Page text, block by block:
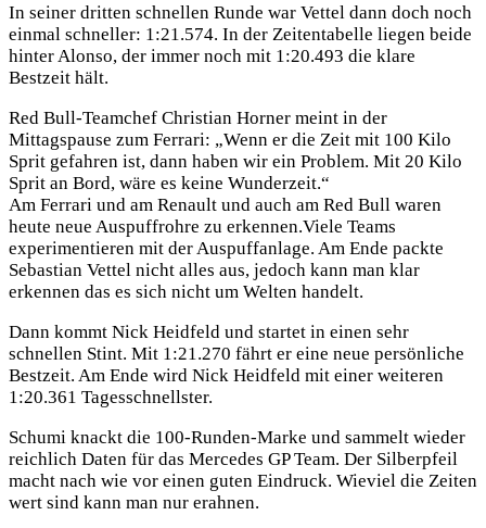
In seiner dritten schnellen Runde war Vettel dann doch noch
einmal schneller: 1:21.574. In der Zeitentabelle liegen beide
hinter Alonso, der immer noch mit 1:20.493 die klare
Bestzeit hält.
Red Bull-Teamchef Christian Horner meint in der
Mittagspause zum Ferrari: „Wenn er die Zeit mit 100 Kilo
Sprit gefahren ist, dann haben wir ein Problem. Mit 20 Kilo
Sprit an Bord, wäre es keine Wunderzeit.“
Am Ferrari und am Renault und auch am Red Bull waren
heute neue Auspuffrohre zu erkennen.Viele Teams
experimentieren mit der Auspuffanlage. Am Ende packte
Sebastian Vettel nicht alles aus, jedoch kann man klar
erkennen das es sich nicht um Welten handelt.
Dann kommt Nick Heidfeld und startet in einen sehr
schnellen Stint. Mit 1:21.270 fährt er eine neue persönliche
Bestzeit. Am Ende wird Nick Heidfeld mit einer weiteren
1:20.361 Tagesschnellster.
Schumi knackt die 100-Runden-Marke und sammelt wieder
reichlich Daten für das Mercedes GP Team. Der Silberpfeil
macht nach wie vor einen guten Eindruck. Wieviel die Zeiten
wert sind kann man nur erahnen.